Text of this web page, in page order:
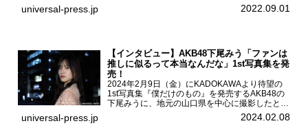
る一夜限りのライブイベント「ファイナリスト
universal-press.jp 2022.09.01
【インタビュー】AKB48下尾みう「ファンは
推しに似るって本当なんだな」1st写真集を発
売！
2024年2月9日（金）にKADOKAWAより待望の
1st写真集『僕だけのもの』を発売するAKB48の
下尾みうに、地元の山口県を中心に撮影したとい
う今回の写真集についてインタビューをお願いし
た。1st写真集『僕だけのもの』を発売する
universal-press.jp 2024.02.08